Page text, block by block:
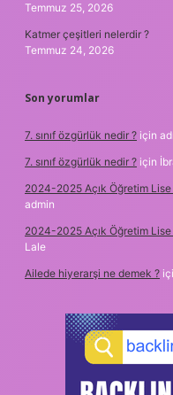
Temmuz 25, 2026
Katmer çeşitleri nelerdir ?
Temmuz 24, 2026
Son yorumlar
7. sınıf özgürlük nedir ? için
7. sınıf özgürlük nedir ? için
2024-2025 Açık Öğretim Lise
admin
2024-2025 Açık Öğretim Lise
Lale
Ailede hiyerarşi ne demek ?